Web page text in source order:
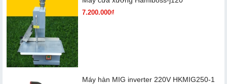
7.200.000₫
Máy hàn MIG inverter 220V HKMIG250-1